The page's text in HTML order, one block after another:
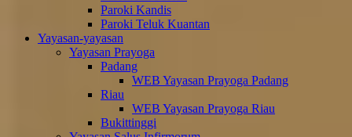
Paroki Kandis
Paroki Teluk Kuantan
Yayasan-yayasan
Yayasan Prayoga
Padang
WEB Yayasan Prayoga Padang
Riau
WEB Yayasan Prayoga Riau
Bukittinggi